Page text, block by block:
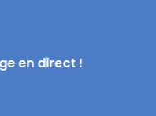
en direct !